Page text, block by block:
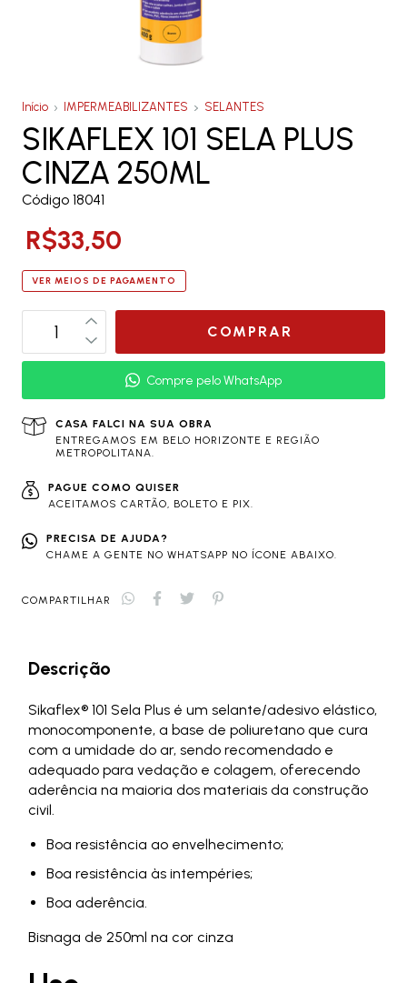
Início IMPERMEABILIZANTES SELANTES
SIKAFLEX 101 SELA PLUS
CINZA 250ML
Código 18041
R$33,50
VER MEIOS DE PAGAMENTO
Compre pelo WhatsApp
CASA FALCI NA SUA OBRA
ENTREGAMOS EM BELO HORIZONTE E REGIÃO
METROPOLITANA.
PAGUE COMO QUISER
ACEITAMOS CARTÃO, BOLETO E PIX.
PRECISA DE AJUDA?
CHAME A GENTE NO WHATSAPP NO ÍCONE ABAIXO.
COMPARTILHAR
Descrição
Sikaflex® 101 Sela Plus é um selante/adesivo elástico,
monocomponente, a base de poliuretano que cura
com a umidade do ar, sendo recomendado e
adequado para vedação e colagem, oferecendo
aderência na maioria dos materiais da construção
civil.
Boa resistência ao envelhecimento;
Boa resistência às intempéries;
Boa aderência.
Bisnaga de 250ml na cor cinza